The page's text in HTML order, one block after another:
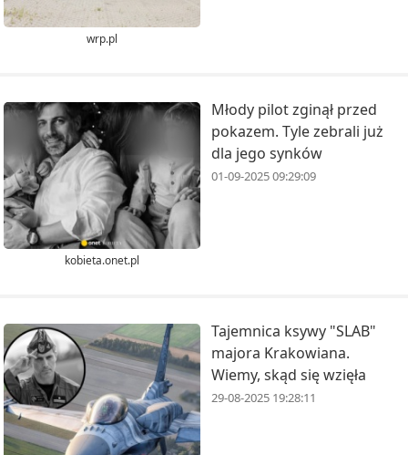
wrp.pl
kobieta.onet.pl
Młody pilot zginął przed
pokazem. Tyle zebrali już
dla jego synków
01-09-2025 09:29:09
Tajemnica ksywy "SLAB"
majora Krakowiana.
Wiemy, skąd się wzięła
29-08-2025 19:28:11